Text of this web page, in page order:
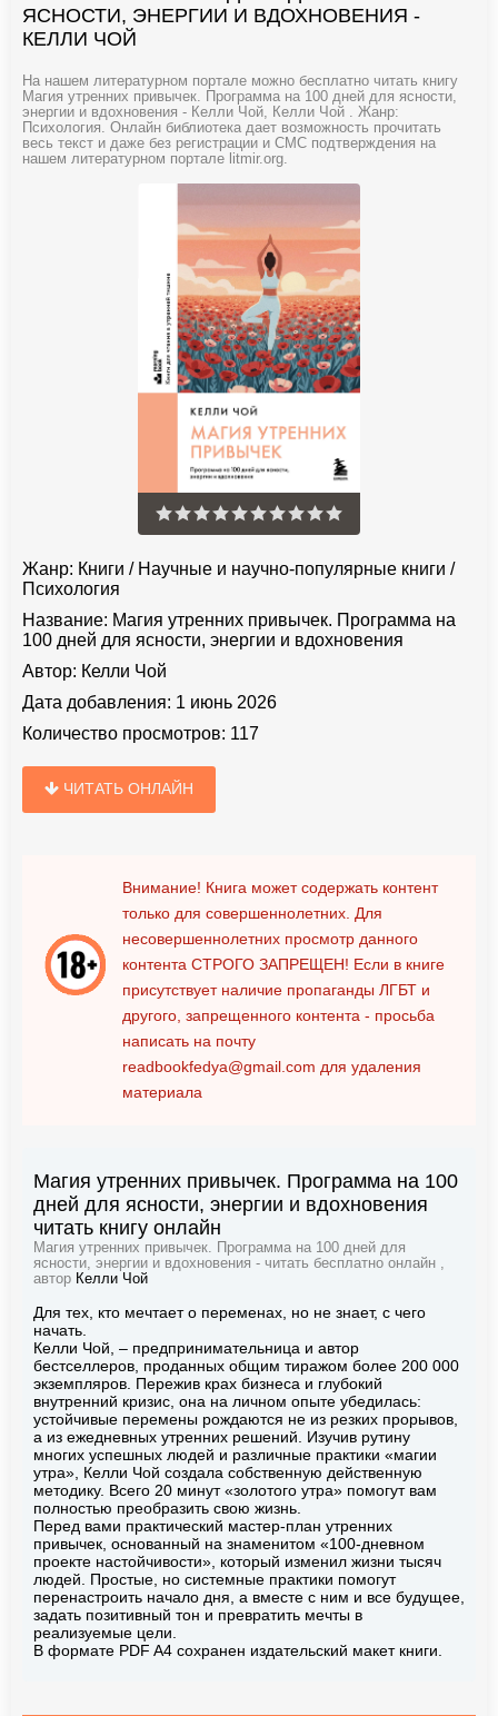
ЯСНОСТИ, ЭНЕРГИИ И ВДОХНОВЕНИЯ -
КЕЛЛИ ЧОЙ
На нашем литературном портале можно бесплатно читать книгу
Магия утренних привычек. Программа на 100 дней для ясности,
энергии и вдохновения - Келли Чой, Келли Чой . Жанр:
Психология. Онлайн библиотека дает возможность прочитать
весь текст и даже без регистрации и СМС подтверждения на
нашем литературном портале litmir.org.
Жанр: Книги / Научные и научно-популярные книги /
Психология
Название: Магия утренних привычек. Программа на
100 дней для ясности, энергии и вдохновения
Автор: Келли Чой
Дата добавления: 1 июнь 2026
Количество просмотров: 117
ЧИТАТЬ ОНЛАЙН
Внимание! Книга может содержать контент
только для совершеннолетних. Для
несовершеннолетних просмотр данного
контента СТРОГО ЗАПРЕЩЕН! Если в книге
присутствует наличие пропаганды ЛГБТ и
другого, запрещенного контента - просьба
написать на почту
readbookfedya@gmail.com для удаления
материала
Магия утренних привычек. Программа на 100
дней для ясности, энергии и вдохновения
читать книгу онлайн
Магия утренних привычек. Программа на 100 дней для
ясности, энергии и вдохновения - читать бесплатно онлайн ,
автор Келли Чой
Для тех, кто мечтает о переменах, но не знает, с чего
начать.
Келли Чой, – предпринимательница и автор
бестселлеров, проданных общим тиражом более 200 000
экземпляров. Пережив крах бизнеса и глубокий
внутренний кризис, она на личном опыте убедилась:
устойчивые перемены рождаются не из резких прорывов,
а из ежедневных утренних решений. Изучив рутину
многих успешных людей и различные практики «магии
утра», Келли Чой создала собственную действенную
методику. Всего 20 минут «золотого утра» помогут вам
полностью преобразить свою жизнь.
Перед вами практический мастер-план утренних
привычек, основанный на знаменитом «100-дневном
проекте настойчивости», который изменил жизни тысяч
людей. Простые, но системные практики помогут
перенастроить начало дня, а вместе с ним и все будущее,
задать позитивный тон и превратить мечты в
реализуемые цели.
В формате PDF A4 сохранен издательский макет книги.